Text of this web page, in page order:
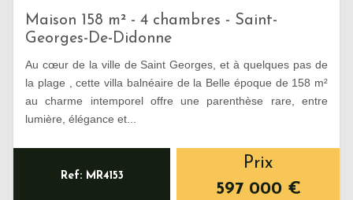
Maison 158 m² - 4 chambres - Saint-
Georges-De-Didonne
Au cœur de la ville de Saint Georges, et à quelques pas de
la plage , cette villa balnéaire de la Belle époque de 158 m²
au charme intemporel offre une parenthèse rare, entre
lumière, élégance et...
Ref: MR4153
Prix
597 000 €